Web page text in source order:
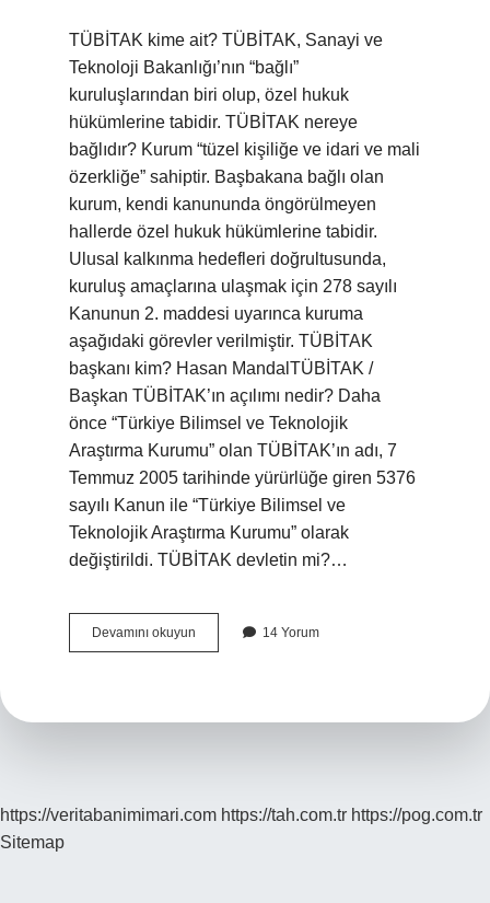
TÜBİTAK kime ait? TÜBİTAK, Sanayi ve
Teknoloji Bakanlığı’nın “bağlı”
kuruluşlarından biri olup, özel hukuk
hükümlerine tabidir. TÜBİTAK nereye
bağlıdır? Kurum “tüzel kişiliğe ve idari ve mali
özerkliğe” sahiptir. Başbakana bağlı olan
kurum, kendi kanununda öngörülmeyen
hallerde özel hukuk hükümlerine tabidir.
Ulusal kalkınma hedefleri doğrultusunda,
kuruluş amaçlarına ulaşmak için 278 sayılı
Kanunun 2. maddesi uyarınca kuruma
aşağıdaki görevler verilmiştir. TÜBİTAK
başkanı kim? Hasan MandalTÜBİTAK /
Başkan TÜBİTAK’ın açılımı nedir? Daha
önce “Türkiye Bilimsel ve Teknolojik
Araştırma Kurumu” olan TÜBİTAK’ın adı, 7
Temmuz 2005 tarihinde yürürlüğe giren 5376
sayılı Kanun ile “Türkiye Bilimsel ve
Teknolojik Araştırma Kurumu” olarak
değiştirildi. TÜBİTAK devletin mi?…
Devamını okuyun
Yayinlari
14 Yorum
https://veritabanimimari.com https://tah.com.tr https://pog.com.tr
Sitemap